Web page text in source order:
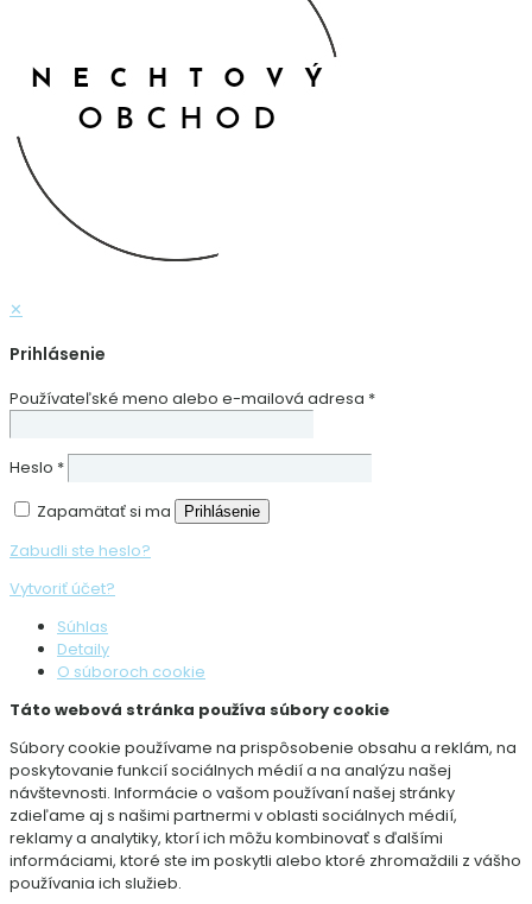
✕
Prihlásenie
Používateľské meno alebo e-mailová adresa *
Heslo *
Zapamätať si ma
Prihlásenie
Zabudli ste heslo?
Vytvoriť účet?
Súhlas
Detaily
O súboroch cookie
Táto webová stránka používa súbory cookie
Súbory cookie používame na prispôsobenie obsahu a reklám, na
poskytovanie funkcií sociálnych médií a na analýzu našej
návštevnosti. Informácie o vašom používaní našej stránky
zdieľame aj s našimi partnermi v oblasti sociálnych médií,
reklamy a analytiky, ktorí ich môžu kombinovať s ďalšími
informáciami, ktoré ste im poskytli alebo ktoré zhromaždili z vášho
používania ich služieb.